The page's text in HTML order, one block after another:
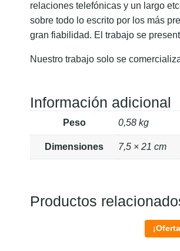
relaciones telefónicas y un largo
sobre todo lo escrito por los más
gran fiabilidad. El trabajo se
Nuestro trabajo solo se
Información adicional
Peso 0,58 kg
Dimensiones 7,5 × 21 cm
Productos